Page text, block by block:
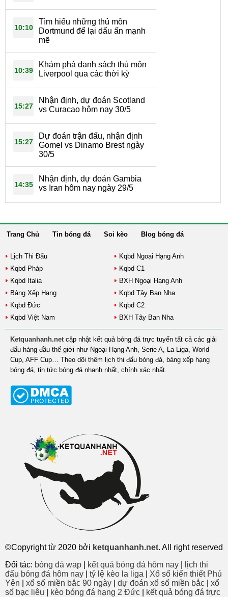
10:10
Tìm hiểu những thủ môn
Dortmund để lại dấu ấn mạnh
mẽ
10:39
Khám phá danh sách thủ môn
Liverpool qua các thời kỳ
15:27
Nhận định, dự đoán Scotland
vs Curacao hôm nay 30/5
15:27
Dự đoán trận đấu, nhận định
Gomel vs Dinamo Brest ngày
30/5
14:35
Nhận định, dự đoán Gambia
vs Iran hôm nay ngày 29/5
Trang Chủ Tin bóng đá Soi kèo Blog bóng đá
Lịch Thi Đấu
Kqbd Ngoại Hạng Anh
Kqbd Pháp
Kqbd C1
Kqbd Italia
BXH Ngoại Hạng Anh
Bảng Xếp Hạng
Kqbd Tây Ban Nha
Kqbd Đức
Kqbd C2
Kqbd Việt Nam
BXH Tây Ban Nha
Ketquanhanh.net cập nhật kết quả bóng đá trực tuyến tất cả các giải
đấu hàng đầu thế giới như Ngoại Hạng Anh, Serie A, La Liga, World
Cup, AFF Cup… Theo dõi thêm lịch thi đấu bóng đá, bảng xếp hạng
bóng đá, tin tức bóng đá nhanh nhất, chính xác nhất.
©Copyright từ 2020 bởi ketquanhanh.net. All right reserved
Đối tác: bóng đá wap kết quả bóng đá hôm nay
lịch thi
đấu bóng đá hôm nay
tỷ lệ kèo la liga
Xổ số kiến thiết Phú
Yên
xổ số miền bắc 90 ngày dự đoán xổ số miền bắc
xổ
số bạc liêu
kèo bóng đá hạng 2 Đức
kết quả bóng đá trực